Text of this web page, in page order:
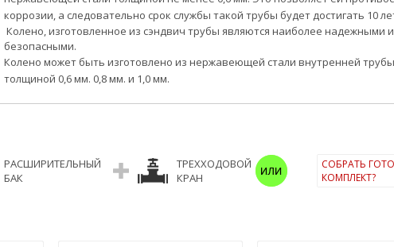
коррозии, а следовательно срок службы такой трубы будет достигать 10
Колено, изготовленное из сэндвич трубы являются наиболее надежными и
безопасными.
Колено может быть изготовлено из нержавеющей стали внутренней трубы
толщиной 0,6 мм. 0,8 мм. и 1,0 мм.
РАСШИРИТЕЛЬНЫЙ
БАК
ТРЕХХОДОВОЙ
КРАН
СОБРАТЬ
КОМПЛЕКТ?